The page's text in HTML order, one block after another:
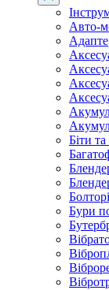
Авто-
Біти
Бури